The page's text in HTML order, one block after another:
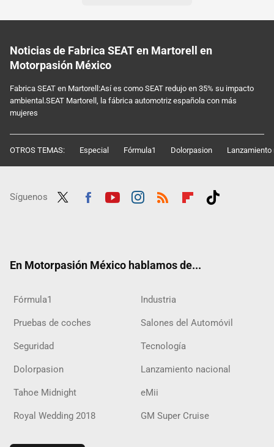
Noticias de Fabrica SEAT en Martorell en
Motorpasión México
Fabrica SEAT en Martorell:Así es como SEAT redujo en 35% su impacto
ambiental.SEAT Martorell, la fábrica automotriz española con más
mujeres
OTROS TEMAS: Especial Fórmula1 Dolorpasion Lanzamiento
Síguenos
En Motorpasión México hablamos de...
Fórmula1 Industria
Pruebas de coches Salones del Automóvil
Seguridad Tecnología
Dolorpasion Lanzamiento nacional
Tahoe Midnight eMii
Royal Wedding 2018 GM Super Cruise